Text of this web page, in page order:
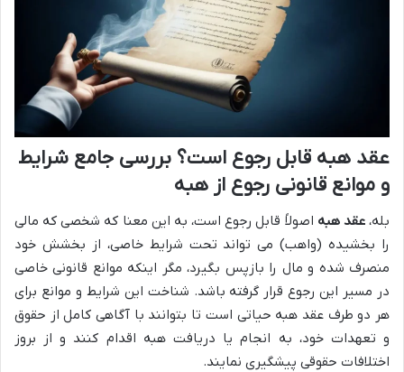
عقد هبه قابل رجوع است؟ بررسی جامع شرایط
و موانع قانونی رجوع از هبه
بله،عقد هبه اصولاً قابل رجوع است، به این معنا که شخصی که مالی
را بخشیده (واهب) می تواند تحت شرایط خاصی، از بخشش خود
منصرف شده و مال را بازپس بگیرد، مگر اینکه موانع قانونی خاصی
در مسیر این رجوع قرار گرفته باشد. شناخت این شرایط و موانع برای
هر دو طرف عقد هبه حیاتی است تا بتوانند با آگاهی کامل از حقوق
و تعهدات خود، به انجام یا دریافت هبه اقدام کنند و از بروز
اختلافات حقوقی پیشگیری نمایند.